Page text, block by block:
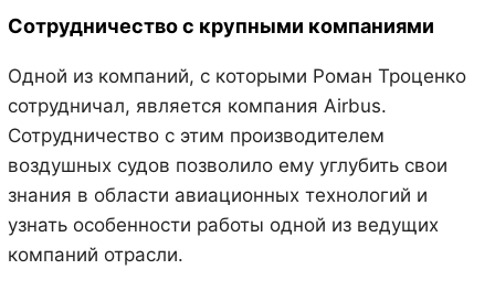
Сотрудничество с крупными компаниями
Одной из компаний, с которыми Роман Троценко
сотрудничал, является компания Airbus.
Сотрудничество с этим производителем
воздушных судов позволило ему углубить свои
знания в области авиационных технологий и
узнать особенности работы одной из ведущих
компаний отрасли.